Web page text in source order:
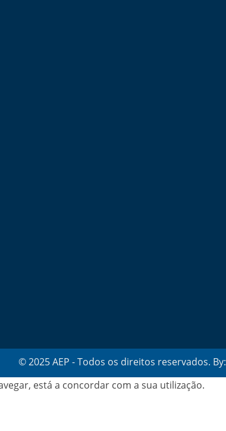
© 2025 AEP - Todos os direitos reservados. By:
está a concordar com a sua utilização.